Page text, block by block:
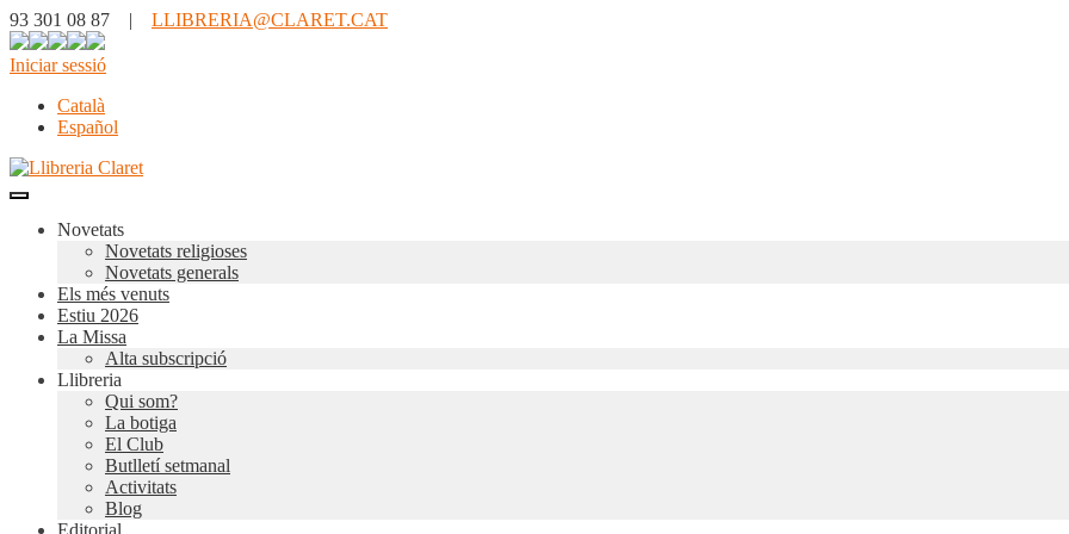
93 301 08 87 | LLIBRERIA@CLARET.CAT
Iniciar sessió
Català
Español
Novetats
Novetats religioses
Novetats generals
Els més venuts
Estiu 2026
La Missa
Alta subscripció
Llibreria
Qui som?
La botiga
El Club
Butlletí setmanal
Activitats
Blog
Editorial